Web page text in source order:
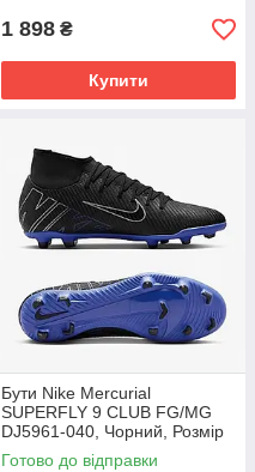
1 898 ₴
Купити
Бути Nike Mercurial
SUPERFLY 9 CLUB FG/MG
DJ5961-040, Чорний, Розмір
(EU) - 42
Готово до відправки